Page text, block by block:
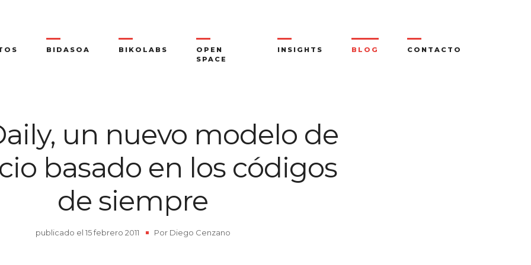
BIDASOA BIKOLABS
OPEN
SPACE
INSIGHTS BLOG CONTACTO
un nuevo modelo de
basado en los códigos
de siempre
publicado el 15 febrero 2011 | Por Diego Cenzano